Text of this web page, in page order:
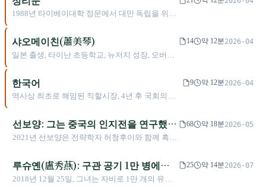
1988년 타이베이대학 정문에서 대만 독립을 위해
핑에게 "양안 동포는 모두 중국인이다"라고 말한
국민당 주석까지. 이 궤적 위에서 무슨 일이 있었
는가?
샤오메이친(蕭美琴)
일본 출생, 타이난 초등학교, 뉴저지 성장, 오버린
상 가장 성공적인 대미 대표가 되어 부총통의 자리
에 오르게 되었는가?
14 약 12분2026-04
한국어
역사상 최초로 해임된 직할시장, 4년 후 국회의장
9 약 12분2026-04
선보양: 그는 중국의 인지전을 연구했
고, 나중에 중국은 그를 위성 지도 위에
2021년 선보양은 전략학자 허청후이와 함께 흑곰
달러를 기부해 지원했으며, 목표는 3년 안에 민방
위 지원자 300만 명을 훈련하는 것이었다. 2024년
2월 민주진보당 비례대표 입법위원 신분으로 국
68 약 18분2026-05
루슈옌(盧秀燕): 구관 공기 1만 병에서
워싱턴 군사 구매 보험론까지, 불패의
2018년 12월 25일, 그녀는 자비로 1만 개의 유리
25 약 14분2026-07